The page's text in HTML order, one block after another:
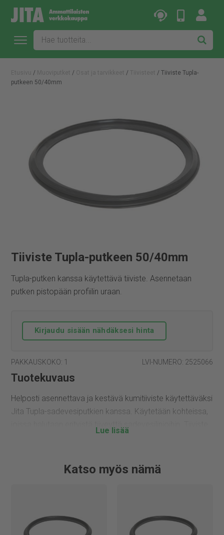
/ / /
/ Tiiviste Tupla-
putkeen 50/40mm
Tiiviste Tupla-putkeen 50/40mm
Tupla-putken kanssa käytettävä tiiviste. Asennetaan
putken pistopään profiilin uraan.
Kirjaudu sisään nähdäksesi hinta
PAKKAUSKOKO: 1 LVI-NUMERO: 2525066
Tuotekuvaus
Helposti asennettava ja kestävä kumitiiviste käytettäväksi
Jita Tupla-sadevesiputkien kanssa. Käytetään kohteissa,
tulee käyttää putkiliukastetta, jotta asennus on luotettava
ja tiiviste pysyy asennettaessa paikoillaan.
ovat oikeutettuja Avainlippu-alkuperämerkin käyttöön,
merkkinä kotimaisesta tuotteesta. Käyttämällä Jitan
Katso myös nämä